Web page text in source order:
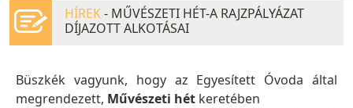
HÍREK- MŰVÉSZETI HÉT-A RAJZPÁLYÁZAT
DÍJAZOTT ALKOTÁSAI
Büszkék vagyunk, hogy az Egyesített Óvoda által
megrendezett, Művészeti hét keretében